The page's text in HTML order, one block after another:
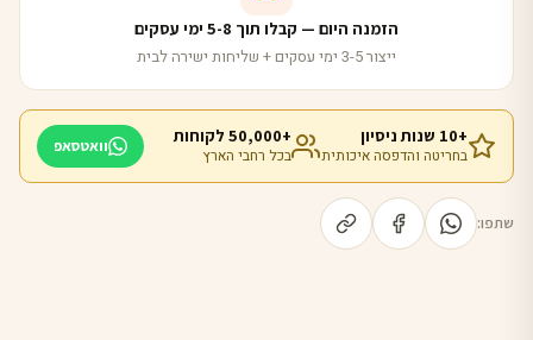
הזמנה היום — קבלו תוך 5-8 ימי עסקים
ייצור 3-5 ימי עסקים + שליחות ישירה לבית
+10 שנות ניסיון
בחריטה והדפסה איכותית
+50,000 לקוחות
בכל רחבי הארץ
וואטסאפ
שתפו: